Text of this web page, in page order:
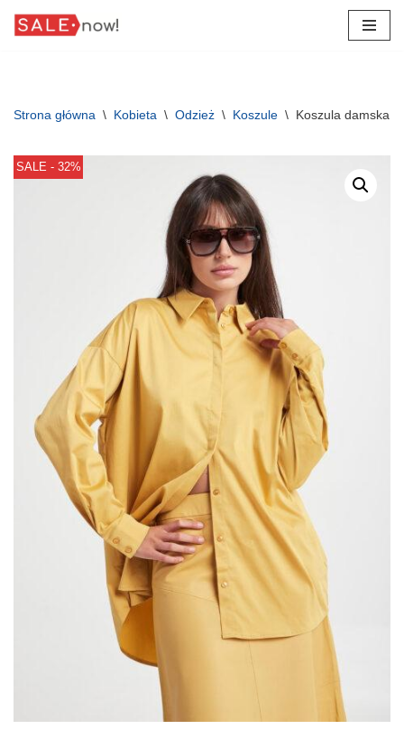
Strona główna \ Kobieta \ Odzież \ Koszule \ Koszula damska
SALE - 32%